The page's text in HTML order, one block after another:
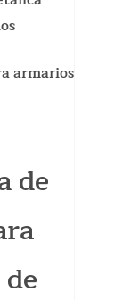
armarios
de